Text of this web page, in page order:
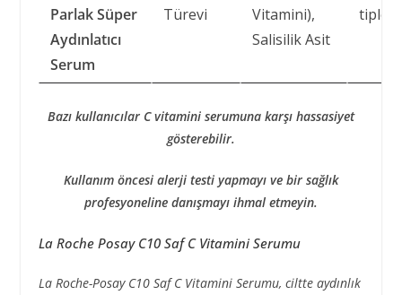
Parlak Süper
Aydınlatıcı
Serum
Türevi
Vitamini),
Salisilik Asit
tipleri
Bazı kullanıcılar C vitamini serumuna karşı hassasiyet
gösterebilir.
Kullanım öncesi alerji testi yapmayı ve bir sağlık
profesyoneline danışmayı ihmal etmeyin.
La Roche Posay C10 Saf C Vitamini Serumu
La Roche-Posay C10 Saf C Vitamini Serumu, ciltte aydınlık